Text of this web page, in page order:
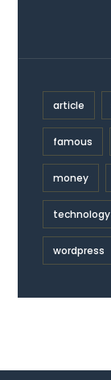
article
famous
money
technology
wordpress